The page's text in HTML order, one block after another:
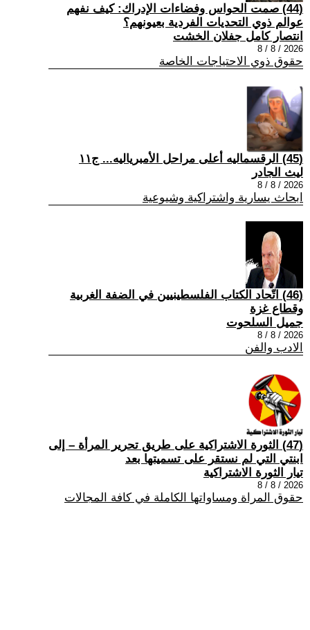
(44) صمت الحواس وفضاءات الإدراك: كيف نفهم
عوالم ذوي التحديات الفردية بعيونهم؟
انتصار كامل جفلان الخشت
2026 / 8 / 8
حقوق ذوي الاحتياجات الخاصة
(45) الرقسماليه أعلى مراحل الأمبرياليه... ج١١
ليث الجادر
2026 / 8 / 8
ابحاث يسارية واشتراكية وشيوعية
(46) اتّحاد الكتاب الفلسطينيين في الضفة الغربية
وقطاع غزة
جميل السلحوت
2026 / 8 / 8
الادب والفن
(47) الثورة الاشتراكية على طريق تحرير المرأة – إلى
ابنتي التي لم نستقر على تسميتها بعد
تيار الثورة الاشتراكية
2026 / 8 / 8
حقوق المراة ومساواتها الكاملة في كافة المجالات